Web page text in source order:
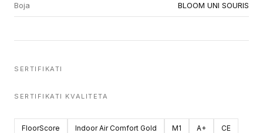
Boja BLOOM UNI SOURIS
SERTIFIKATI
SERTIFIKATI KVALITETA
FloorScore Indoor Air Comfort Gold M1 A+ CE